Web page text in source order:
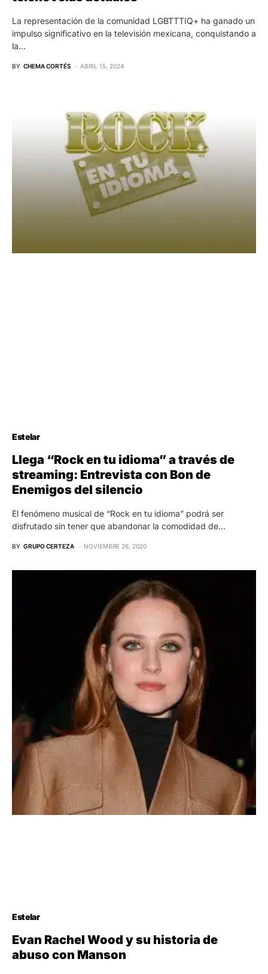
La representación de la comunidad LGBTTTIQ+ ha ganado un
impulso significativo en la televisión mexicana, conquistando a
la…
BY CHEMA CORTÉS ABRIL 15, 2024
Estelar
Llega “Rock en tu idioma” a través de
streaming: Entrevista con Bon de
Enemigos del silencio
El fenómeno musical de “Rock en tu idioma” podrá ser
disfrutado sin tener que abandonar la comodidad de…
BY GRUPO CERTEZA NOVIEMBRE 26, 2020
Estelar
Evan Rachel Wood y su historia de
abuso con Manson